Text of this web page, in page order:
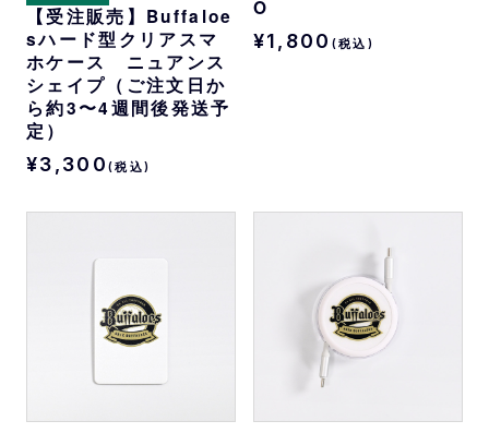
【受注販売】Buffaloe
sハード型クリアスマ
ホケース ニュアンス
シェイプ（ご注文日か
ら約3〜4週間後発送予
定）
¥3,300 (税込)
O
¥1,800 (税込)